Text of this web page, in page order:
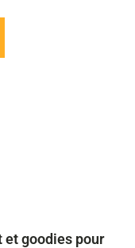
et goodies pour